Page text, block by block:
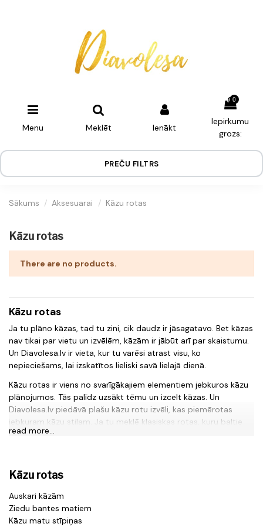
Menu Meklēt Ienākt
0
Iepirkumu
grozs:
PREČU FILTRS
Sākums Aksesuarai Kāzu rotas
Kāzu rotas
There are no products.
Kāzu rotas
Ja tu plāno kāzas, tad tu zini, cik daudz ir jāsagatavo. Bet kāzas
nav tikai par vietu un izvēlēm, kāzām ir jābūt arī par skaistumu.
Un Diavolesa.lv ir vieta, kur tu varēsi atrast visu, ko
nepieciešams, lai izskatītos lieliski savā lielajā dienā.
Kāzu rotas ir viens no svarīgākajiem elementiem jebkuros kāzu
plānojumos. Tās palīdz uzsākt tēmu un izcelt kāzas. Un
Diavolesa.lv piedāvā plašu kāzu rotu izvēli, kas piemērotas
jebkuram kāzu stilam. Ja tu meklē klasiskas rotas, kuru baltie
zobi un āda radīs kontrastu, vai vēlies, lai kāzu rotas būtu
garas un izsmalcinātas vai mazas un elegantas. Un, ja tu meklē
kaut ko piemērotu. Tās ir izgatavotas no augstas kvalitātes
materiāliem, kas padarīs tās izturīgas un ilgi noturīgas.
read more...
Kāzu rotas
Auskari kāzām
Ziedu bantes matiem
Kāzu matu stīpiņas